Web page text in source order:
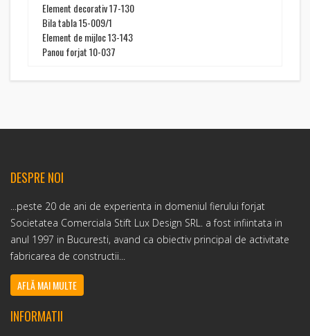
Element decorativ 17-130
Bila tabla 15-009/1
Element de mijloc 13-143
Panou forjat 10-037
DESPRE NOI
...peste 20 de ani de experienta in domeniul fierului forjat
Societatea Comerciala Stift Lux Design SRL. a fost infiintata in
anul 1997 in Bucuresti, avand ca obiectiv principal de activitate
fabricarea de constructii...
AFLĂ MAI MULTE
INFORMATII